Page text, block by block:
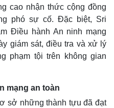
cao nhận thức cộng đồng
phó sự cố. Đặc biệt, Sri
Điều hành An ninh mạng
giám sát, điều tra và xử lý
phạm tội trên không gian
mạng an toàn
sở những thành tựu đã đạt